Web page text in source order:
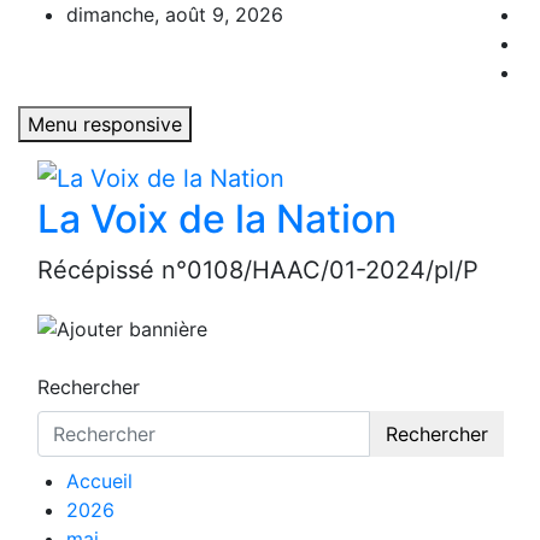
dimanche, août 9, 2026
Menu responsive
La Voix de la Nation
Récépissé n°0108/HAAC/01-2024/pl/P
Rechercher
Rechercher
Accueil
2026